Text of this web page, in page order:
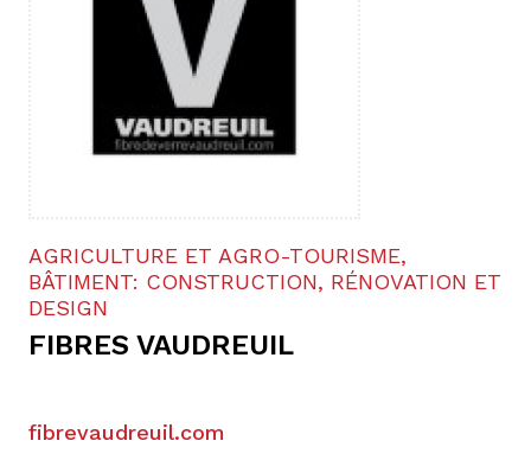
AGRICULTURE ET AGRO-TOURISME,
BÂTIMENT: CONSTRUCTION, RÉNOVATION ET
DESIGN
FIBRES VAUDREUIL
fibrevaudreuil.com